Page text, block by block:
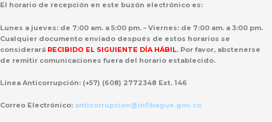
El horario de recepción en este buzón electrónico es:
Lunes a jueves: de 7:00 am. a 5:00 pm. – Viernes: de 7:00 am. a 3:00 pm.
Cualquier documento enviado después de estos horarios se
considerará RECIBIDO EL SIGUIENTE DÍA HÁBIL. Por favor, abstenerse
de remitir comunicaciones fuera del horario establecido.
Línea Anticorrupción: (+57) (608) 2772348 Ext. 146
Correo Electrónico: anticorrupcion@infibague.gov.co